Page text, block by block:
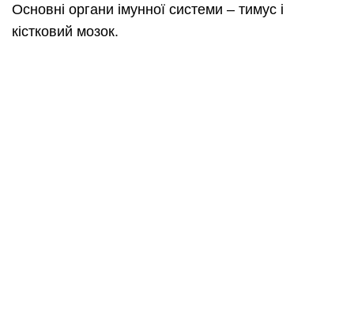
Основні органи імунної системи – тимус і
кістковий мозок.